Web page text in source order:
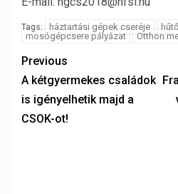
Tags: háztartási gépek cseréje
mosógépcsere pályázat
Otthon
Previous
A kétgyermekes családok
is igényelhetik majd a
CSOK-ot!